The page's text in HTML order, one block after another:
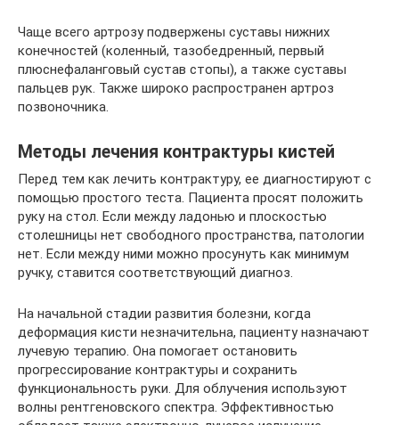
Чаще всего артрозу подвержены суставы нижних
конечностей (коленный, тазобедренный, первый
плюснефаланговый сустав стопы), а также суставы
пальцев рук. Также широко распространен артроз
позвоночника.
Методы лечения контрактуры кистей
Перед тем как лечить контрактуру, ее диагностируют с
помощью простого теста. Пациента просят положить
руку на стол. Если между ладонью и плоскостью
столешницы нет свободного пространства, патологии
нет. Если между ними можно просунуть как минимум
ручку, ставится соответствующий диагноз.
На начальной стадии развития болезни, когда
деформация кисти незначительна, пациенту назначают
лучевую терапию. Она помогает остановить
прогрессирование контрактуры и сохранить
функциональность руки. Для облучения используют
волны рентгеновского спектра. Эффективностью